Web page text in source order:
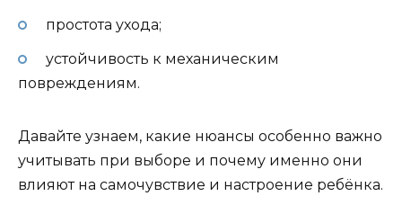
простота ухода;
устойчивость к механическим
повреждениям.
Давайте узнаем, какие нюансы особенно важно
учитывать при выборе и почему именно они
влияют на самочувствие и настроение ребёнка.